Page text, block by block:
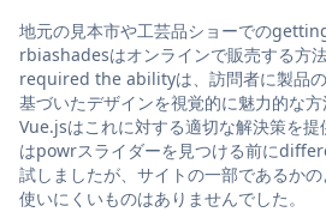
地元の見本市や工芸品ショーでの
rbiashadesはオンラインで販売する方
required the abilityは、訪問者に製品
基づいたデザインを視覚的に魅力的な
Vue.jsはこれに対する適切な解決策を提
はpowrスライダーを見つける前に
試しましたが、サイトの一部であるか
使いにくいものはありませんでした。